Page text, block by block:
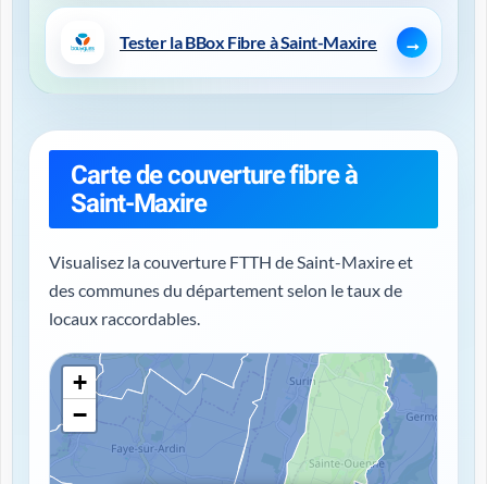
Tester la BBox Fibre à Saint-Maxire
Carte de couverture fibre à
Saint-Maxire
Visualisez la couverture FTTH de Saint-Maxire et
des communes du département selon le taux de
locaux raccordables.
+
−